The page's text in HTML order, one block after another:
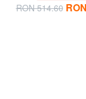
RON 514.60